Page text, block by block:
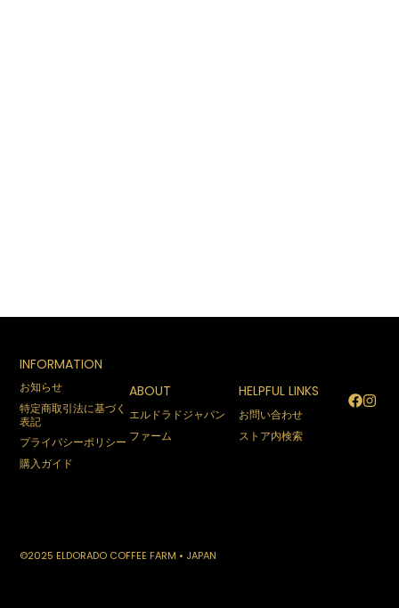
INFORMATION
お知らせ
特定商取引法に基づく
表記
プライバシーポリシー
購入ガイド
ABOUT
エルドラドジャパン
ファーム
HELPFUL LINKS
お問い合わせ
ストア内検索
©2025 ELDORADO COFFEE FARM • JAPAN